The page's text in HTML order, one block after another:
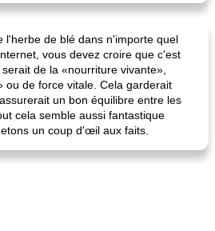
l'herbe de blé dans n'importe quel
vous devez croire que c'est
de la «nourriture vivante»,
ou de force vitale. Cela garderait
un bon équilibre entre les
cela semble aussi fantastique
un coup d'œil aux faits.